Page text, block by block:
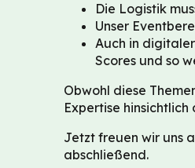
Die Logistik
Unser
Auch in
Scores und so
Obwohl diese
Expertise
Jetzt freuen wir uns
abschließend.